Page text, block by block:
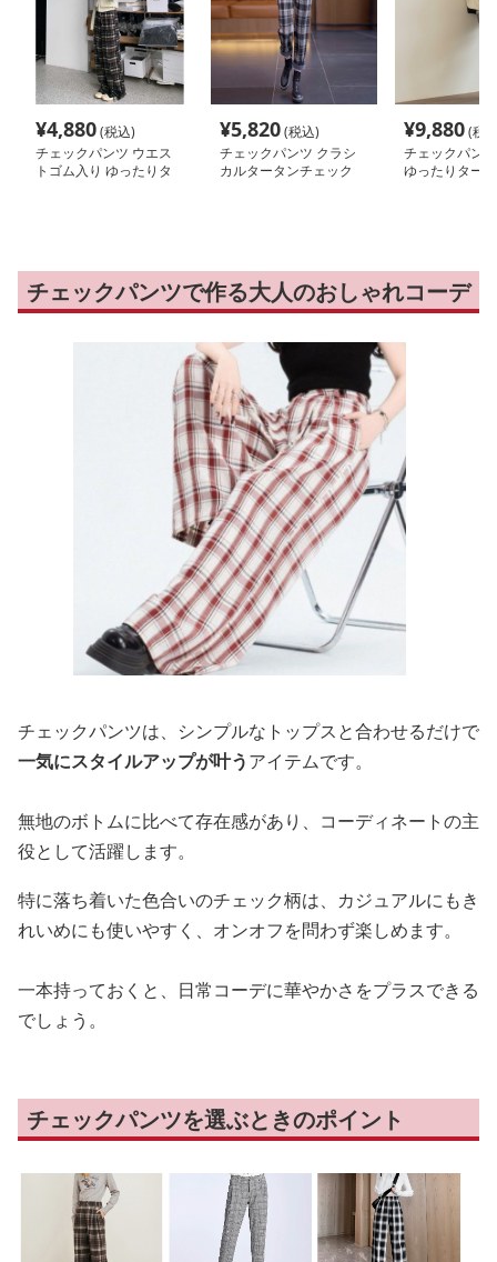
¥4,880(税込)
チェックパンツ ウエス
トゴム入り ゆったりタ
¥5,820(税込)
チェックパンツ クラシ
カルタータンチェック
¥9,880(税
チェックパン
ゆったりター
チェックパンツで作る大人のおしゃれコーデ
チェックパンツは、シンプルなトップスと合わせるだけで
一気にスタイルアップが叶うアイテムです。
無地のボトムに比べて存在感があり、コーディネートの主
役として活躍します。
特に落ち着いた色合いのチェック柄は、カジュアルにもき
れいめにも使いやすく、オンオフを問わず楽しめます。
一本持っておくと、日常コーデに華やかさをプラスできる
でしょう。
チェックパンツを選ぶときのポイント